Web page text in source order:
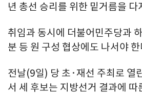
년 총선 승리를 위한 밑거름을 다
취임과 동시에 더불어민주당과
분 등 원 구성 협상에도 나서야 한
전날(9일) 당 초·재선 주최로 열
서 세 후보는 지방선거 결과에 따